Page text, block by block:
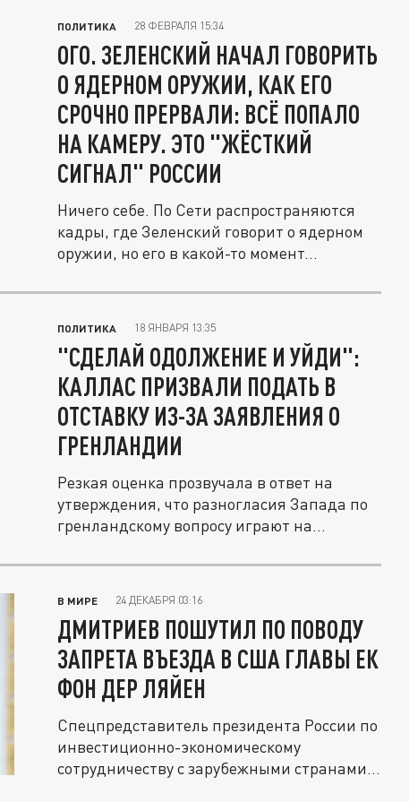
ПОЛИТИКА 28 ФЕВРАЛЯ 15:34
ОГО. ЗЕЛЕНСКИЙ НАЧАЛ ГОВОРИТЬ
О ЯДЕРНОМ ОРУЖИИ, КАК ЕГО
СРОЧНО ПРЕРВАЛИ: ВСЁ ПОПАЛО
НА КАМЕРУ. ЭТО "ЖЁСТКИЙ
СИГНАЛ" РОССИИ
Ничего себе. По Сети распространяются
кадры, где Зеленский говорит о ядерном
оружии, но его в какой-то момент...
ПОЛИТИКА 18 ЯНВАРЯ 13:35
"СДЕЛАЙ ОДОЛЖЕНИЕ И УЙДИ":
КАЛЛАС ПРИЗВАЛИ ПОДАТЬ В
ОТСТАВКУ ИЗ-ЗА ЗАЯВЛЕНИЯ О
ГРЕНЛАНДИИ
Резкая оценка прозвучала в ответ на
утверждения, что разногласия Запада по
гренландскому вопросу играют на...
В МИРЕ 24 ДЕКАБРЯ 03:16
ДМИТРИЕВ ПОШУТИЛ ПО ПОВОДУ
ЗАПРЕТА ВЪЕЗДА В США ГЛАВЫ ЕК
ФОН ДЕР ЛЯЙЕН
Спецпредставитель президента России по
инвестиционно-экономическому
сотрудничеству с зарубежными странами